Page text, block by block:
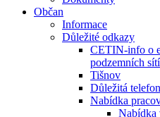
Občan
Informace
Důležité odkazy
CETIN-info o
podzemních sítí
Tišnov
Důležitá
Nabídka
Nabídka